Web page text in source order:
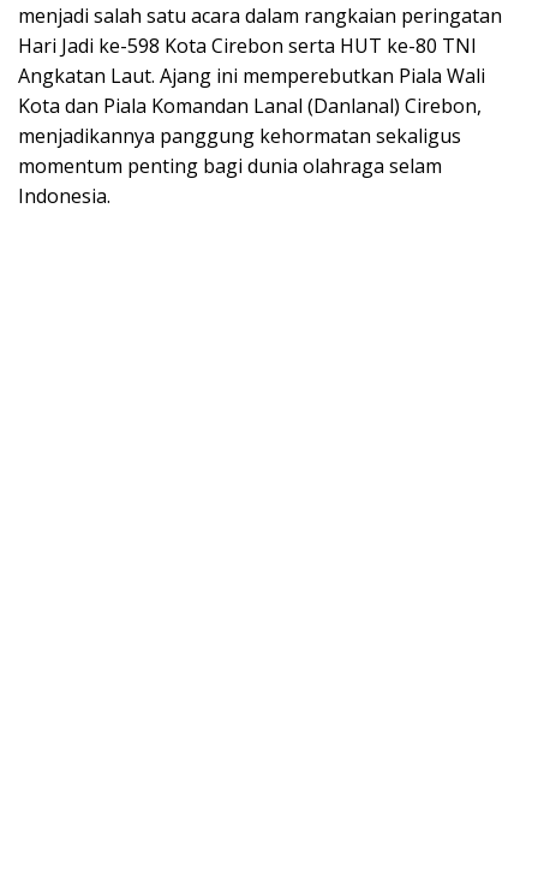
menjadi salah satu acara dalam rangkaian peringatan
Hari Jadi ke-598 Kota Cirebon serta HUT ke-80 TNI
Angkatan Laut. Ajang ini memperebutkan Piala Wali
Kota dan Piala Komandan Lanal (Danlanal) Cirebon,
menjadikannya panggung kehormatan sekaligus
momentum penting bagi dunia olahraga selam
Indonesia.